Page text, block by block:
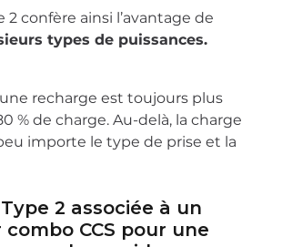
2 confère ainsi l’avantage de
types de puissances.
recharge est toujours plus
% de charge. Au-delà, la charge
importe le type de prise et la
2 associée à un
CCS pour une